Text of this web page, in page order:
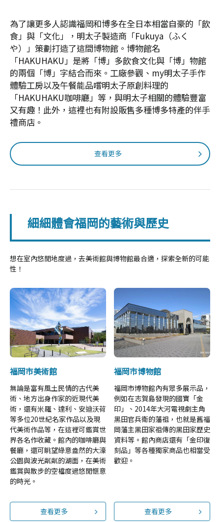
為了讓更多人認識福岡和博多在全日本相當自豪的「飲
食」與「文化」，明太子製造商「Fukuya（ふく
や）」策劃打造了這間博物館。博物館名
「HAKUHAKU」是將「博」多飲食文化與「博」物館
的兩個「博」字結合而來。工廠參觀、my明太子手作
體驗工房以及午餐能品嚐明太子原創料理的
「HAKUHAKU咖啡廳」等，與明太子相關的體驗豐富
又有趣！此外，這裡也有附設販售多種博多特產的伴手
禮商店。
查看更多
細細體會福岡的藝術與歷史
想在室內悠閒地度過，去美術館與博物館最合適，探索全新的可能
性！
福岡市美術館
無論是富有風土民情的古代美
術、地方出身作家的近現代美
術，還有米羅、達利、安迪沃荷
等多位20世紀名家作品以及現
代美術作品等，在這裡可鑑賞世
界各名作收藏。館內的咖啡廳與
餐廳，還可眺望綠意盎然的大濠
公園與波光粼粼的湖面，在美術
鑑賞與散步的空檔度過悠閒愜意
的時光。
查看更多
福岡市博物館
福岡市博物館內有眾多展示品，
例如在志賀島發現的國寶「金
印」、2014年大河電視劇主角
黑田官兵衛的藩祖，也就是舊福
岡藩主黑田家祖傳的黑田家歷史
資料等。館內商店還有「金印復
刻品」等各種獨家商品也相當受
歡迎。
查看更多